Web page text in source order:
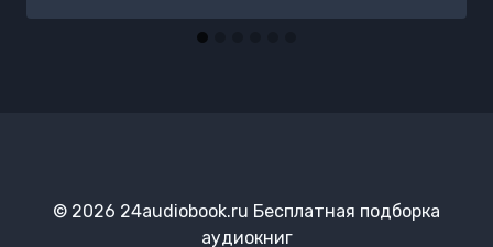
© 2026 24audiobook.ru Бесплатная подборка
аудиокниг